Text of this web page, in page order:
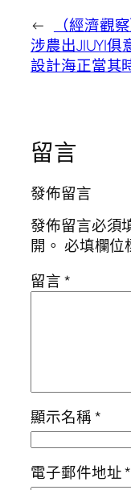
←
（經濟觀
涉農出JIUYI俱
設計海正當其
留言
發佈留言
發佈留言必須
開。 必填欄位
留言*
顯示名稱*
電子郵件地址*